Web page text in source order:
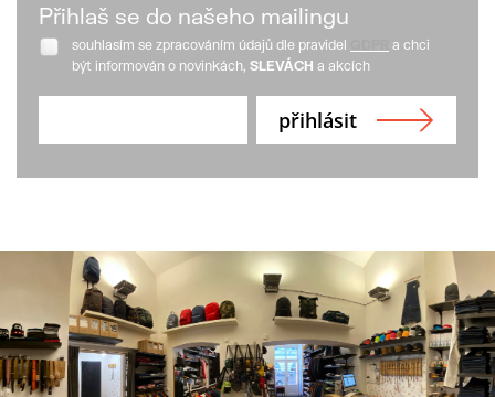
Přihlaš se do našeho mailingu
souhlasím se zpracováním údajů dle pravidel
a chci
být informován o novinkách, SLEVÁCH a akcích